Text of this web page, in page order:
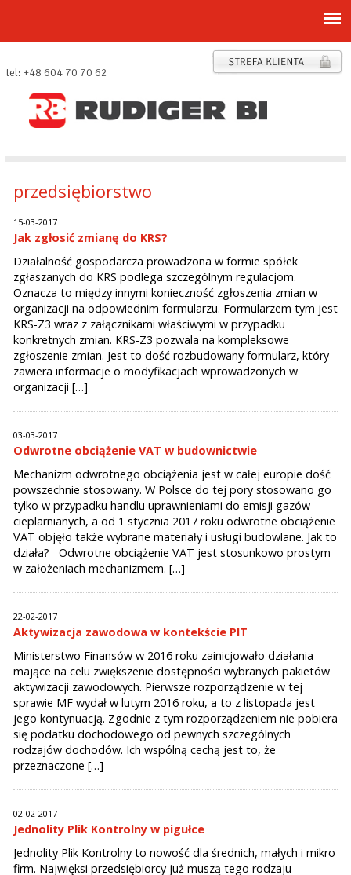
tel: +48 604 70 70 62
przedsiębiorstwo
15-03-2017
Jak zgłosić zmianę do KRS?
Działalność gospodarcza prowadzona w formie spółek
zgłaszanych do KRS podlega szczególnym regulacjom.
Oznacza to między innymi konieczność zgłoszenia zmian w
organizacji na odpowiednim formularzu. Formularzem tym jest
KRS-Z3 wraz z załącznikami właściwymi w przypadku
konkretnych zmian. KRS-Z3 pozwala na kompleksowe
zgłoszenie zmian. Jest to dość rozbudowany formularz, który
zawiera informacje o modyfikacjach wprowadzonych w
organizacji […]
03-03-2017
Odwrotne obciążenie VAT w budownictwie
Mechanizm odwrotnego obciążenia jest w całej europie dość
powszechnie stosowany. W Polsce do tej pory stosowano go
tylko w przypadku handlu uprawnieniami do emisji gazów
cieplarnianych, a od 1 stycznia 2017 roku odwrotne obciążenie
VAT objęło także wybrane materiały i usługi budowlane. Jak to
działa? Odwrotne obciążenie VAT jest stosunkowo prostym
w założeniach mechanizmem. […]
22-02-2017
Aktywizacja zawodowa w kontekście PIT
Ministerstwo Finansów w 2016 roku zainicjowało działania
mające na celu zwiększenie dostępności wybranych pakietów
aktywizacji zawodowych. Pierwsze rozporządzenie w tej
sprawie MF wydał w lutym 2016 roku, a to z listopada jest
jego kontynuacją. Zgodnie z tym rozporządzeniem nie pobiera
się podatku dochodowego od pewnych szczególnych
rodzajów dochodów. Ich wspólną cechą jest to, że
przeznaczone […]
02-02-2017
Jednolity Plik Kontrolny w pigułce
Jednolity Plik Kontrolny to nowość dla średnich, małych i mikro
firm. Najwięksi przedsiębiorcy już muszą tego rodzaju